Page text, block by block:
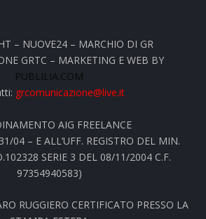
– NUOVE24 – MARCHIO DI GR
GRTC – MARKETING E WEB BY
PUBLILIA.COM
grcomunicazione@live.it
AIG FREELANCE
04 – E ALL’UFF. REGISTRO DEL MIN.
SERIE 3 DEL 08/11/2004 C.F.
97354940583)
RUGGIERO CERTIFICATO PRESSO LA